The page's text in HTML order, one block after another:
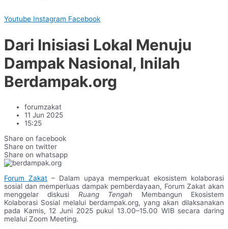
Youtube Instagram Facebook
Dari Inisiasi Lokal Menuju
Dampak Nasional, Inilah
Berdampak.org
forumzakat
11 Jun 2025
15:25
Share on facebook
Share on twitter
Share on whatsapp
Forum Zakat – Dalam upaya memperkuat ekosistem kolaborasi
sosial dan memperluas dampak pemberdayaan, Forum Zakat akan
menggelar diskusi Ruang Tengah Membangun Ekosistem
Kolaborasi Sosial melalui berdampak.org, yang akan dilaksanakan
pada Kamis, 12 Juni 2025 pukul 13.00–15.00 WIB secara daring
melalui Zoom Meeting.